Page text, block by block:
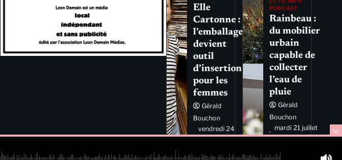
Elle
Cartonne :
l’emballage
devient
outil
d’insertion
pour les
femmes
Gérald
Bouchon
vendredi 24
juillet 2026
PODCAST
Rainbeau :
du mobilier
urbain
capable de
collecter
l’eau de
pluie
Gérald
Bouchon
mardi 21 juillet
2026 11:44